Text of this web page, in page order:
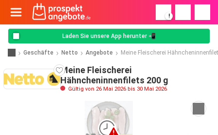
!
Laden Sie unsere App herunter 📲
Geschäfte Netto Angebote Meine Fleischerei
Meine Fleischerei
Hähncheninnenfilets 200 g
Gültig von 26 Mai 2026 bis 30 Mai 2026